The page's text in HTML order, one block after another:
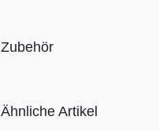
Zubehör
Ähnliche Artikel